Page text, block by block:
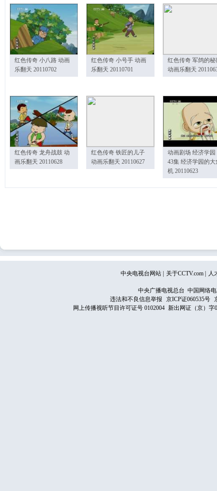
红色传奇 小八路 动画
乐翻天 20110702
红色传奇 小号手 动画
乐翻天 20110701
红色传奇 军鸽的秘
动画乐翻天
红色传奇 龙舟战鼓 动
画乐翻天 20110628
红色传奇 铁匠的儿子
动画乐翻天 20110627
动画剧场 经济学园
43集 经济学园的大
机 20110623
中央电视台网站 关于CCTV.com 人
中央广播电视总台 中国网络
违法和不良信息举报
京ICP证060535号
网上传播视听节目许可证号 0102004 新出网证（京）